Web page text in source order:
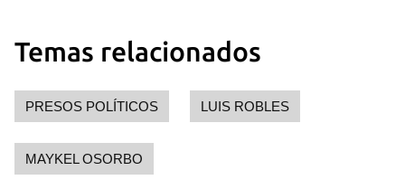
Temas relacionados
PRESOS POLÍTICOS LUIS ROBLES
MAYKEL OSORBO